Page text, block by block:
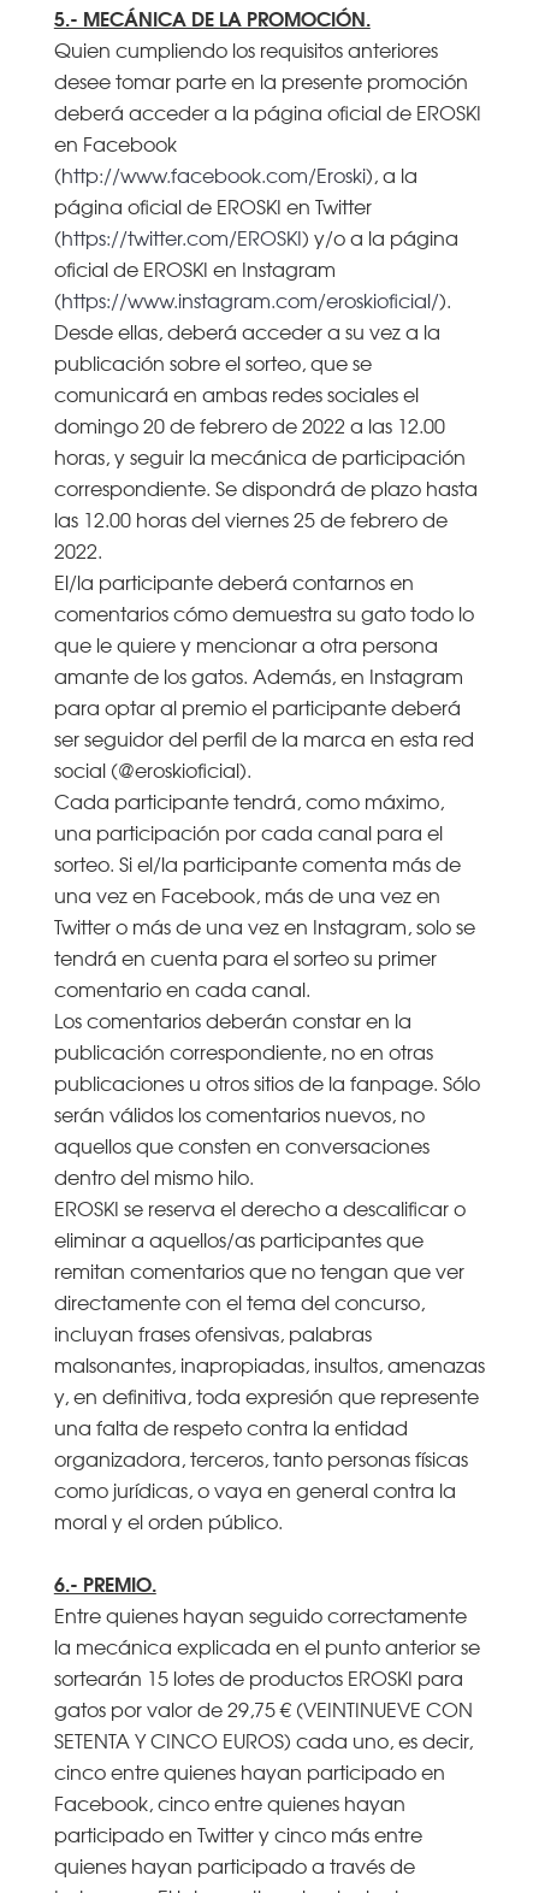
5.- MECÁNICA DE LA PROMOCIÓN.
Quien cumpliendo los requisitos anteriores
desee tomar parte en la presente promoción
deberá acceder a la página oficial de EROSKI
en Facebook
(http://www.facebook.com/Eroski), a la
página oficial de EROSKI en Twitter
(https://twitter.com/EROSKI) y/o a la página
oficial de EROSKI en Instagram
(https://www.instagram.com/eroskioficial/).
Desde ellas, deberá acceder a su vez a la
publicación sobre el sorteo, que se
comunicará en ambas redes sociales el
domingo 20 de febrero de 2022 a las 12.00
horas, y seguir la mecánica de participación
correspondiente. Se dispondrá de plazo hasta
las 12.00 horas del viernes 25 de febrero de
2022.
El/la participante deberá contarnos en
comentarios cómo demuestra su gato todo lo
que le quiere y mencionar a otra persona
amante de los gatos. Además, en Instagram
para optar al premio el participante deberá
ser seguidor del perfil de la marca en esta red
social (@eroskioficial).
Cada participante tendrá, como máximo,
una participación por cada canal para el
sorteo. Si el/la participante comenta más de
una vez en Facebook, más de una vez en
Twitter o más de una vez en Instagram, solo se
tendrá en cuenta para el sorteo su primer
comentario en cada canal.
Los comentarios deberán constar en la
publicación correspondiente, no en otras
publicaciones u otros sitios de la fanpage. Sólo
serán válidos los comentarios nuevos, no
aquellos que consten en conversaciones
dentro del mismo hilo.
EROSKI se reserva el derecho a descalificar o
eliminar a aquellos/as participantes que
remitan comentarios que no tengan que ver
directamente con el tema del concurso,
incluyan frases ofensivas, palabras
malsonantes, inapropiadas, insultos, amenazas
y, en definitiva, toda expresión que represente
una falta de respeto contra la entidad
organizadora, terceros, tanto personas físicas
como jurídicas, o vaya en general contra la
moral y el orden público.
6.- PREMIO.
Entre quienes hayan seguido correctamente
la mecánica explicada en el punto anterior se
sortearán 15 lotes de productos EROSKI para
gatos por valor de 29,75 € (VEINTINUEVE CON
SETENTA Y CINCO EUROS) cada uno, es decir,
cinco entre quienes hayan participado en
Facebook, cinco entre quienes hayan
participado en Twitter y cinco más entre
quienes hayan participado a través de